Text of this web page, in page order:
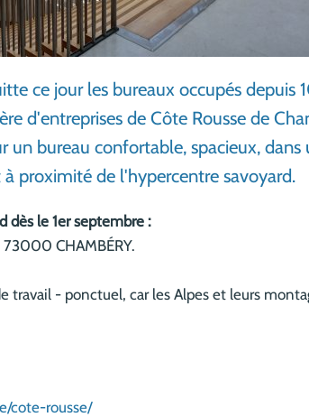
ce jour les bureaux occupés depuis
d'entreprises de Côte Rousse de
un bureau confortable, spacieux,
proximité de l'hypercentre savoyard.
dès le 1er septembre :
CHAMBÉRY.
- ponctuel, car les Alpes et leurs
cote-rousse/